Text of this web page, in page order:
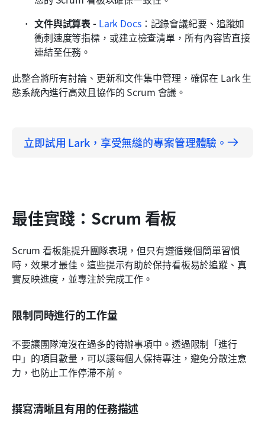
文件與試算表 - Lark Docs：記錄會議紀要、追蹤如
衝刺速度等指標，或建立檢查清單，所有內容皆直接
連結至任務。
此整合將所有討論、更新和文件集中管理，確保在 Lark 生
態系統內進行高效且協作的 Scrum 會議。
立即試用 Lark，享受無縫的專案管理體驗。
最佳實踐：Scrum 看板
Scrum 看板能提升團隊表現，但只有遵循幾個簡單習慣
時，效果才最佳。這些提示有助於保持看板易於追蹤、真
實反映進度，並專注於完成工作。
限制同時進行的工作量
不要讓團隊淹沒在過多的待辦事項中。透過限制「進行
中」的項目數量，可以讓每個人保持專注，避免分散注意
力，也防止工作停滯不前。
撰寫清晰且有用的任務描述